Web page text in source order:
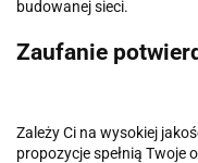
budowanej sieci.
Zaufanie
Zależy Ci na wysokiej
propozycje spełnią Twoje